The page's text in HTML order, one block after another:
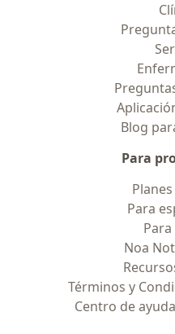
Blog
Para
Para
Noa
Términos y
Centro de